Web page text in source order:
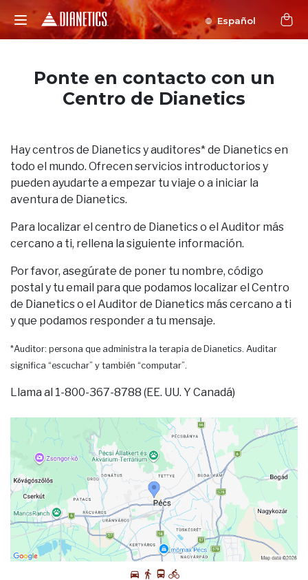
Español
Ponte en contacto con un
Centro de Dianetics
Hay centros de Dianetics y auditores* de Dianetics en
todo el mundo. Ofrecen servicios introductorios y
pueden ayudarte a empezar tu viaje o a iniciar la
aventura de Dianetics.
Para localizar el centro de Dianetics o el Auditor más
cercano a ti, rellena la siguiente información.
Por favor, asegúrate de poner tu nombre, código
postal y tu email para que podamos localizar el Centro
de Dianetics o el Auditor de Dianetics más cercano a ti
y que podamos responder a tu mensaje.
*Auditor: persona que administra la terapia de Dianetics. Auditar
significa “escuchar” y también “computar”.
Llama al 1-800-367-8788 (EE. UU. Y Canadá)